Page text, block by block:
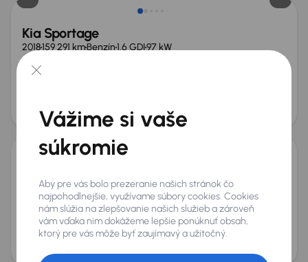
Kia Sportage
2018159 291 kmBenzín1.6 GDI97 kW
od 37 €
Zlacnené o 400 €
202430 847 km Benzín1.6 T-GDI 118 kW
Po prvom majiteľovi Servisná knižka
Kúpené nové v SR
1.6 T-GDI
+7 ďalších
Mesačná splátka Akciová cena na úver
Zlacnené o 600 €
Vážime si vaše
súkromie
Aby pre vás bolo prezeranie našich stránok čo
najpohodlnejšie, využívame súbory cookies. Cookies
nám slúžia na zlepšovanie našich služieb a zároveň
vám vďaka nim dokážeme lepšie ponúknuť obsah,
ktorý pre vás môže byť zaujímavý a užitočný.